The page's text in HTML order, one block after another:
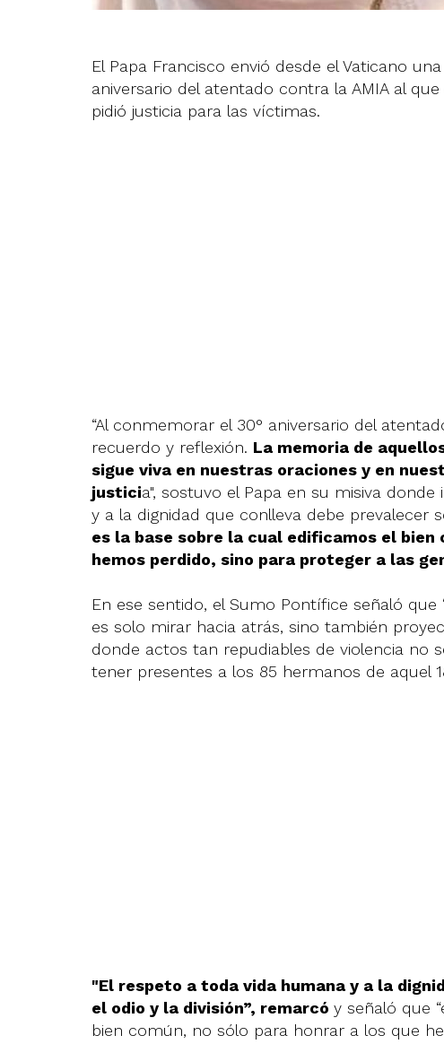
El Papa Francisco envió desde el Vaticano
aniversario del atentado contra la AMIA al
pidió justicia para las víctimas.
“Al conmemorar el 30° aniversario del
recuerdo y reflexión. La memoria de
sigue viva en nuestras oraciones y en
justicia", sostuvo el Papa en su misiva
y a la dignidad que conlleva debe prevalecer
es la base sobre la cual edificamos el bien
hemos perdido, sino para proteger a las
En ese sentido, el Sumo Pontífice señaló
es solo mirar hacia atrás, sino también
donde actos tan repudiables de violencia no
tener presentes a los 85 hermanos de aquel
"El respeto a toda vida humana y a la
el odio y la división”, remarcó y señaló que
bien común, no sólo para honrar a los que